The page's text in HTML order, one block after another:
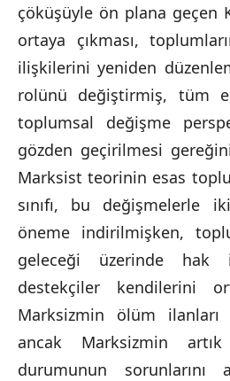
çöküşüyle ön plana geçen
ortaya çıkması,
ilişkilerini yeniden
rolünü değiştirmiş, tüm
toplumsal değişme
gözden geçirilmesi
Marksist teorinin esas
sınıfı, bu değişmelerle
öneme indirilmişken,
geleceği üzerinde
destekçiler kendilerini
Marksizmin ölüm
ancak Marksizmin
durumunun sorunlarını